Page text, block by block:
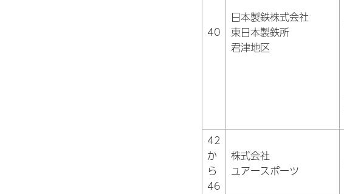
40
日本製鉄株式会社
東日本製鉄所
君津地区
42
か
ら
46
株式会社
ユアースポーツ